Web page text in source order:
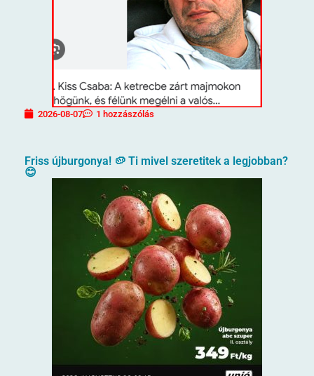
2026-08-07 1 hozzászólás
Friss újburgonya! 🥔 Ti mivel szeretitek a legjobban?
😊